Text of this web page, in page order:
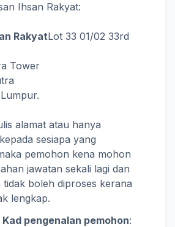
Ihsan Rakyat:
RakyatLot 33 01/02 33rd
Tower
alamat atau hanya
sesiapa yang
pemohon kena mohon
jawatan sekali lagi dan
boleh diproses kerana
lengkap.
Kad pengenalan pemohon: